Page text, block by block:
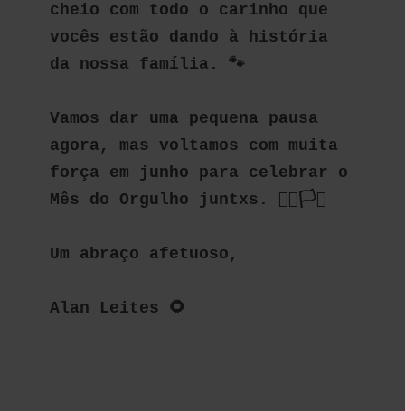
cheio com todo o carinho que
vocês estão dando à história
da nossa família. 🐾
Vamos dar uma pequena pausa
agora, mas voltamos com muita
força em junho para celebrar o
Mês do Orgulho juntxs. 🏳️‍🌈🏳️‍⚧️
Um abraço afetuoso,
Alan Leites 🌻